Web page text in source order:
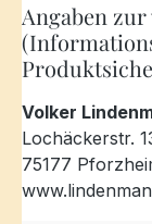
Angaben
Volker
Lochäckerstr.
75177